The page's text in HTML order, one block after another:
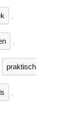
praktisch